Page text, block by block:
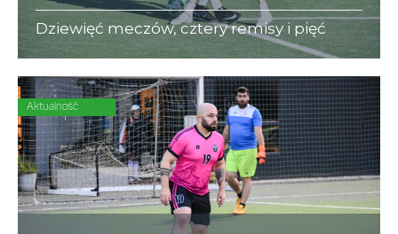
Dziewięć meczów, cztery remisy i pięć
porażek - to bilans State Street w rundzie
wiosennej. O przełamanie złej passy
"Niebiescy" powalczą już w sierpniu
Aktualność